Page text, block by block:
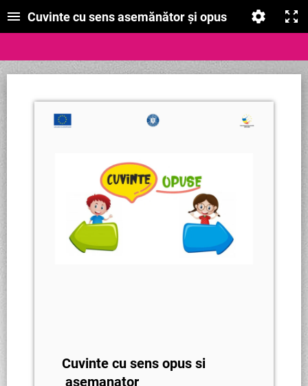
Cuvinte cu sens asemănător și opus
Cuvinte cu sens opus si
asemanator